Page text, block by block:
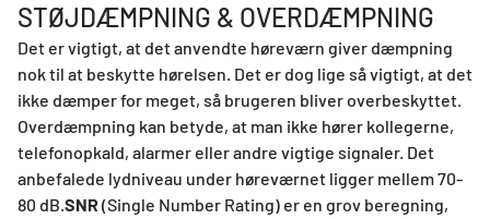
STØJDÆMPNING & OVERDÆMPNING
Det er vigtigt, at det anvendte høreværn giver dæmpning
nok til at beskytte hørelsen. Det er dog lige så vigtigt, at det
ikke dæmper for meget, så brugeren bliver overbeskyttet.
Overdæmpning kan betyde, at man ikke hører kollegerne,
telefonopkald, alarmer eller andre vigtige signaler. Det
anbefalede lydniveau under høreværnet ligger mellem 70-
80 dB.SNR(Single Number Rating) er en grov beregning,